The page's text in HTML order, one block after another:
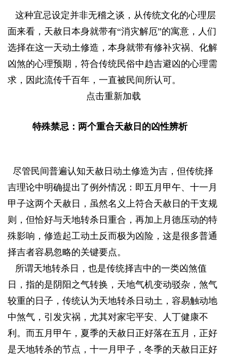
这种宜忌设定并非无稽之谈，从传统文化的心理层
面来看，天赦日本身就带有“消灾解厄”的寓意，人们
选择在这一天动土修造，本身就带有修补灾祸、化解
凶煞的心理预期，符合传统民俗中趋吉避凶的心理需
求，因此流传千百年，一直被民间所认可。
点击重新加载
特殊禁忌：两个重合天赦日的凶性辨析
尽管民间普遍认知天赦日动土修造为吉，但传统择
吉理论中明确提出了例外情况：即五月甲午、十一月
甲子这两个天赦日，虽然名义上符合天赦日的干支规
则，但恰好与天地转杀日重合，再加上月德压动的特
殊影响，修造起工动土反而极为凶险，这是很多普通
择吉者容易忽略的关键要点。
所谓天地转杀日，也是传统择吉中的一类凶煞值
日，指的是阴阳之气转换，天地气机变动驳杂，煞气
较重的日子，传统认为天地转杀日动土，容易触动地
中煞气，引发灾祸，尤其对家宅平安、人丁健康不
利。而五月甲午，夏季的天赦日正好落在五月，正好
是天地转杀的节点，十一月甲子，冬季的天赦日正好